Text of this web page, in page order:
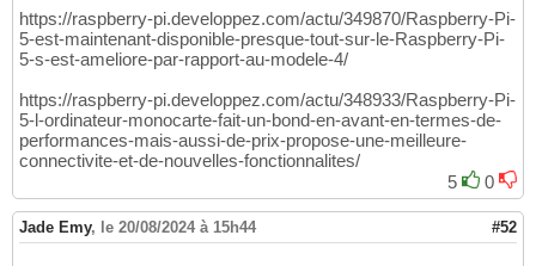
https://raspberry-pi.developpez.com/actu/349870/Raspberry-Pi-
5-est-maintenant-disponible-presque-tout-sur-le-Raspberry-Pi-
5-s-est-ameliore-par-rapport-au-modele-4/
https://raspberry-pi.developpez.com/actu/348933/Raspberry-Pi-
5-l-ordinateur-monocarte-fait-un-bond-en-avant-en-termes-de-
performances-mais-aussi-de-prix-propose-une-meilleure-
connectivite-et-de-nouvelles-fonctionnalites/
5
0
Jade Emy, le 20/08/2024 à 15h44 #52